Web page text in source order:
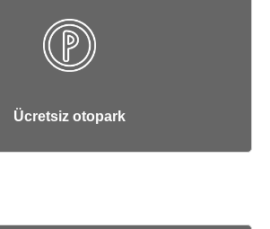
Ücretsiz otopark